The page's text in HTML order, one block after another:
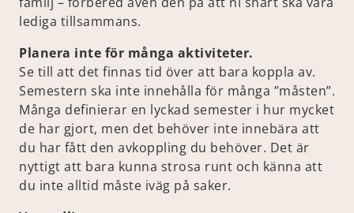
lediga tillsammans.
Planera inte för många aktiviteter.
Se till att det finnas tid över att bara koppla av.
Semestern ska inte innehålla för många ”måsten”.
Många definierar en lyckad semester i hur mycket
de har gjort, men det behöver inte innebära att
du har fått den avkoppling du behöver. Det är
nyttigt att bara kunna strosa runt och känna att
du inte alltid måste iväg på saker.